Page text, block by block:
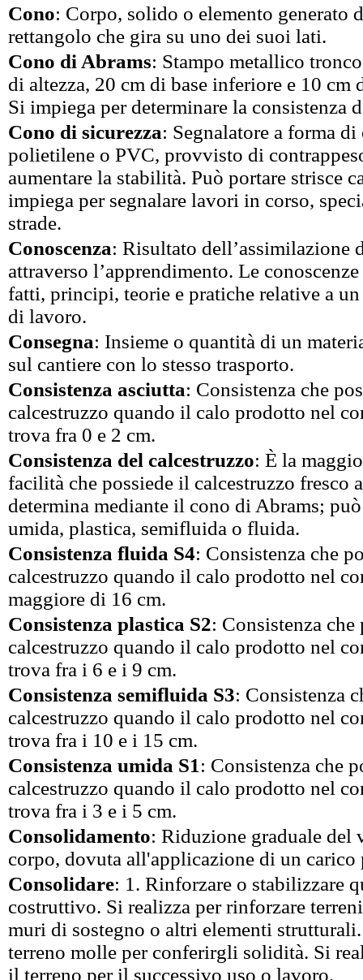
Cono: Corpo, solido o elemento generato
rettangolo che gira su uno dei suoi lati.
Cono di Abrams: Stampo metallico
di altezza, 20 cm di base inferiore e 10 cm
Si impiega per determinare la consistenza
Cono di sicurezza: Segnalatore a forma
polietilene o PVC, provvisto di
aumentare la stabilità. Può portare strisce
impiega per segnalare lavori in corso,
strade.
Conoscenza: Risultato dell’assimilazione
attraverso l’apprendimento. Le
fatti, principi, teorie e pratiche relative a
di lavoro.
Consegna: Insieme o quantità di un
sul cantiere con lo stesso trasporto.
Consistenza asciutta: Consistenza che
calcestruzzo quando il calo prodotto nel
trova fra 0 e 2 cm.
Consistenza del calcestruzzo: È la
facilità che possiede il calcestruzzo fresco
determina mediante il cono di Abrams; può
umida, plastica, semifluida o fluida.
Consistenza fluida S4: Consistenza che
calcestruzzo quando il calo prodotto nel
maggiore di 16 cm.
Consistenza plastica S2: Consistenza che
calcestruzzo quando il calo prodotto nel
trova fra i 6 e i 9 cm.
Consistenza semifluida S3: Consistenza
calcestruzzo quando il calo prodotto nel
trova fra i 10 e i 15 cm.
Consistenza umida S1: Consistenza che
calcestruzzo quando il calo prodotto nel
trova fra i 3 e i 5 cm.
Consolidamento: Riduzione graduale del
corpo, dovuta all'applicazione di un carico
Consolidare: 1. Rinforzare o stabilizzare
costruttivo. Si realizza per rinforzare
muri di sostegno o altri elementi
terreno molle per conferirgli solidità. Si
il terreno per il successivo uso o lavoro.